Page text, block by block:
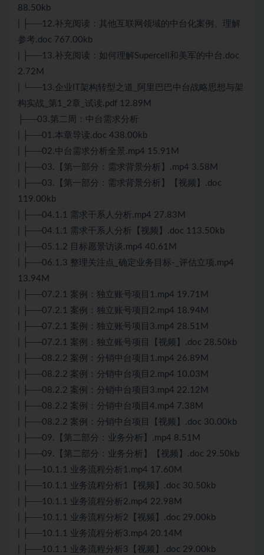
88.50kb
| ├──12.补充阅读：其他互联网领域的中台化案例、理解
参考.doc 767.00kb
| ├──13.补充阅读：如何理解Supercell和美军的中台.doc
2.72M
| └──13.企业IT架构转型之道_阿里巴巴中台战略思想与架
构实战_第1_2章_试读.pdf 12.89M
├──03.第二周：中台需求分析
| ├──01.本章导读.doc 438.00kb
| ├──02.中台需求分析全景.mp4 15.91M
| ├──03.【第一部分：需求背景分析】.mp4 3.58M
| ├──03.【第一部分：需求背景分析】【视频】.doc
119.00kb
| ├──04.1.1 需求干系人分析.mp4 27.83M
| ├──04.1.1 需求干系人分析【视频】.doc 113.50kb
| ├──05.1.2 目标愿景访谈.mp4 40.61M
| ├──06.1.3 整理关注点_确定业务目标-_评估立项.mp4
13.94M
| ├──07.2.1 案例：独立账号项目1.mp4 19.71M
| ├──07.2.1 案例：独立账号项目2.mp4 18.94M
| ├──07.2.1 案例：独立账号项目3.mp4 28.51M
| ├──07.2.1 案例：独立账号项目【视频】.doc 28.50kb
| ├──08.2.2 案例：分销中台项目1.mp4 26.89M
| ├──08.2.2 案例：分销中台项目2.mp4 10.03M
| ├──08.2.2 案例：分销中台项目3.mp4 22.12M
| ├──08.2.2 案例：分销中台项目4.mp4 7.38M
| ├──08.2.2 案例：分销中台项目【视频】.doc 30.00kb
| ├──09.【第二部分：业务分析】.mp4 8.51M
| ├──09.【第二部分：业务分析】【视频】.doc 29.50kb
| ├──10.1.1 业务流程分析1.mp4 17.60M
| ├──10.1.1 业务流程分析1【视频】.doc 30.50kb
| ├──10.1.1 业务流程分析2.mp4 22.98M
| ├──10.1.1 业务流程分析2【视频】.doc 29.00kb
| ├──10.1.1 业务流程分析3.mp4 20.14M
| ├──10.1.1 业务流程分析3【视频】.doc 29.00kb